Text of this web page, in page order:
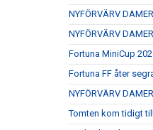
NYFÖRVÄRV DAMER
NYFÖRVÄRV DAMER
Fortuna MiniCup
Fortuna FF åter
NYFÖRVÄRV DAMER
Tomten kom tidigt